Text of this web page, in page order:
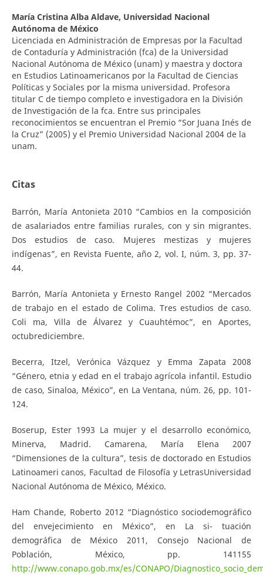
María Cristina Alba Aldave, Universidad Nacional
Autónoma de México
Licenciada en Administración de Empresas por la Facultad
de Contaduría y Administración (fca) de la Universidad
Nacional Autónoma de México (unam) y maestra y doctora
en Estudios Latinoamericanos por la Facultad de Ciencias
Políticas y Sociales por la misma universidad. Profesora
titular C de tiempo completo e investigadora en la División
de Investigación de la fca. Entre sus principales
reconocimientos se encuentran el Premio “Sor Juana Inés de
la Cruz” (2005) y el Premio Universidad Nacional 2004 de la
unam.
Citas
Barrón, María Antonieta 2010 “Cambios en la composición
de asalariados entre familias rurales, con y sin migrantes.
Dos estudios de caso. Mujeres mestizas y mujeres
indígenas”, en Revista Fuente, año 2, vol. I, núm. 3, pp. 37­
44.
Barrón, María Antonieta y Ernesto Rangel 2002 “Mercados
de trabajo en el estado de Colima. Tres estudios de caso.
Coli­ ma, Villa de Álvarez y Cuauhtémoc”, en Aportes,
octubre­diciembre.
Becerra, Itzel, Verónica Vázquez y Emma Zapata 2008
“Género, etnia y edad en el trabajo agrícola infantil. Estudio
de caso, Sinaloa, México”, en La Ventana, núm. 26, pp. 101­
124.
Boserup, Ester 1993 La mujer y el desarrollo económico,
Minerva, Madrid. Camarena, María Elena 2007
“Dimensiones de la cultura”, tesis de doctorado en Estudios
Latinoameri­ canos, Facultad de Filosofía y Letras­Universidad
Nacional Autónoma de México, México.
Ham Chande, Roberto 2012 “Diagnóstico socio­demográfico
del envejecimiento en México”, en La si- tuación
demográfica de México 2011, Consejo Nacional de
Población, México, pp. 141­155
http://www.conapo.gob.mx/es/CONAPO/